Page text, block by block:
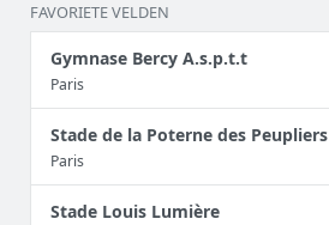
FAVORIETE VELDEN
Gymnase Bercy A.s.p.t.t
Paris
Stade de la Poterne des Peupliers
Paris
Stade Louis Lumière